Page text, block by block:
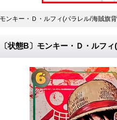
モンキー・Ｄ・ルフィ(パラレル/海賊旗
〔状態B〕モンキー・Ｄ・ルフ